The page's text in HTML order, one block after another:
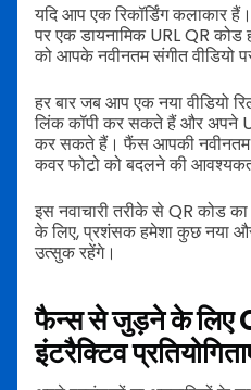
यदि आप एक रिकॉर्डिंग
पर एक डायनामिक URL QR
को आपके नवीनतम संगीत वीडियो
हर बार जब आप एक नया वीडियो
लिंक कॉपी कर सकते हैं और अपने
कर सकते हैं। फैंस आपकी नवीनतम
कवर फोटो को बदलने की
इस नवाचारी तरीके से QR कोड
के लिए, प्रशंसक हमेशा कुछ नया
उत्सुक रहेंगे।
फैन्स से जुड़ने के लिए
इंटरैक्टिव